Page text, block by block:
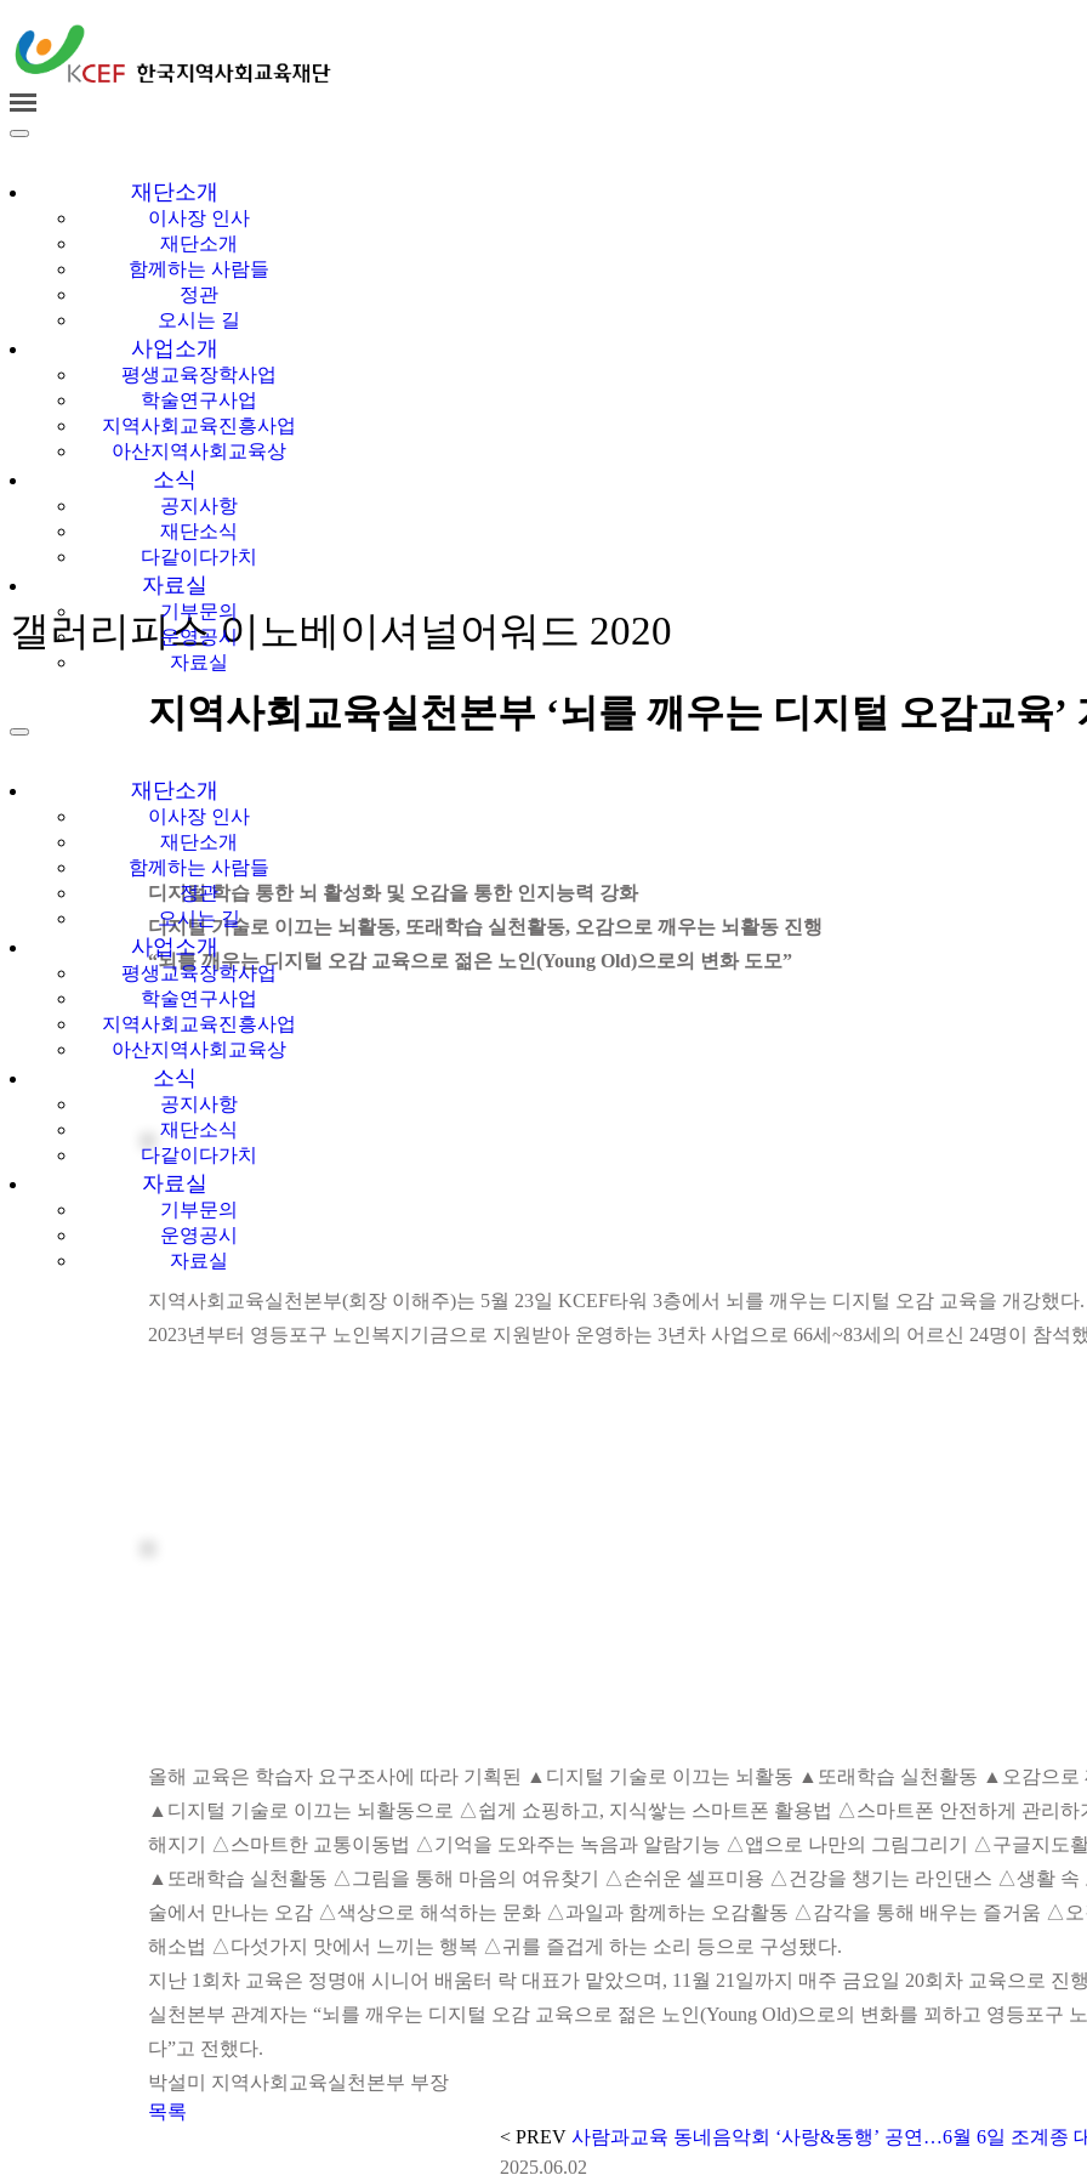
한국지역사회교육
재단
재단소개
이사장 인사
재단소개
함께하는 사람들
정관
오시는 길
사업소개
평생교육장학사업
학술연구사업
지역사회교육진흥사업
아산지역사회교육상
소식
공지사항
재단소식
다같이다가치
자료실
기부문의
운영공시
자료실
재단소개
이사장 인사
재단소개
함께하는 사람들
정관
오시는 길
사업소개
평생교육장학사업
학술연구사업
지역사회교육진흥사업
아산지역사회교육상
소식
공지사항
재단소식
다같이다가치
자료실
기부문의
운영공시
자료실
갤러리피스 이노베이셔널어워드 2020
지역사회교육실천본부 ‘뇌를 깨우는 디지털 오감교육’
디지털 학습 통한 뇌 활성화 및 오감을 통한 인지능력 강화
디지털 기술로 이끄는 뇌활동, 또래학습 실천활동, 오감으로 깨우는 뇌활동 진행
“뇌를 깨우는 디지털 오감 교육으로 젊은 노인(Young Old)으로의 변화 도모”
지역사회교육실천본부(회장 이해주)는 5월 23일 KCEF타워 3층에서 뇌를 깨우는 디지털 오감 교육을 개강했다.
2023년부터 영등포구 노인복지기금으로 지원받아 운영하는 3년차 사업으로 66세~83세의 어르신 24명이 참석
올해 교육은 학습자 요구조사에 따라 기획된 ▲디지털 기술로 이끄는 뇌활동 ▲또래학습 실천활동 ▲오감으로
▲디지털 기술로 이끄는 뇌활동으로 △쉽게 쇼핑하고, 지식쌓는 스마트폰 활용법 △스마트폰 안전하게 관리
해지기 △스마트한 교통이동법 △기억을 도와주는 녹음과 알람기능 △앱으로 나만의 그림그리기 △구글지도
▲또래학습 실천활동 △그림을 통해 마음의 여유찾기 △손쉬운 셀프미용 △건강을 챙기는 라인댄스 △생활
술에서 만나는 오감 △색상으로 해석하는 문화 △과일과 함께하는 오감활동 △감각을 통해 배우는 즐거움 △
해소법 △다섯가지 맛에서 느끼는 행복 △귀를 즐겁게 하는 소리 등으로 구성됐다.
지난 1회차 교육은 정명애 시니어 배움터 락 대표가 맡았으며, 11월 21일까지 매주 금요일 20회차 교육으로 진
실천본부 관계자는 “뇌를 깨우는 디지털 오감 교육으로 젊은 노인(Young Old)으로의 변화를 꾀하고 영등포구
다”고 전했다.
박설미 지역사회교육실천본부 부장
목록
< PREV 사람과교육 동네음악회 ‘사랑&동행’ 공연…6월 6일 조계종
2025.06.02